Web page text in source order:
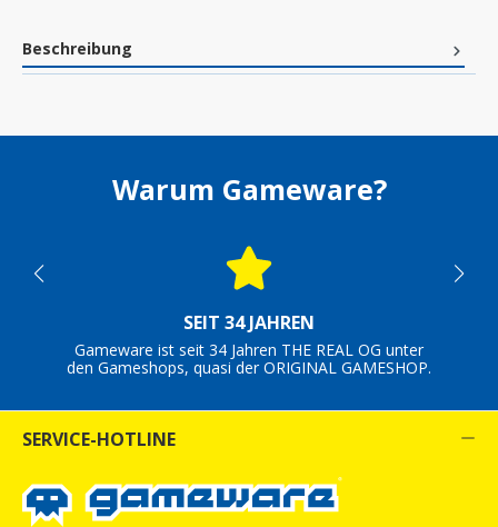
Beschreibung
Warum Gameware?
SEIT 34 JAHREN
Gameware ist seit 34 Jahren THE REAL OG unter
den Gameshops, quasi der ORIGINAL GAMESHOP.
SERVICE-HOTLINE